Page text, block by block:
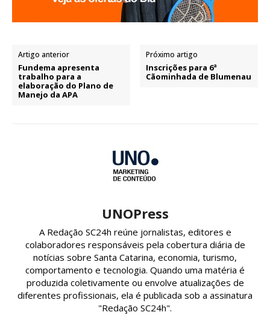
Artigo anterior
Fundema apresenta
trabalho para a
elaboração do Plano de
Manejo da APA
Próximo artigo
Inscrições para 6ª
Cãominhada de Blumenau
UNOPress
A Redação SC24h reúne jornalistas, editores e
colaboradores responsáveis pela cobertura diária de
notícias sobre Santa Catarina, economia, turismo,
comportamento e tecnologia. Quando uma matéria é
produzida coletivamente ou envolve atualizações de
diferentes profissionais, ela é publicada sob a assinatura
"Redação SC24h".